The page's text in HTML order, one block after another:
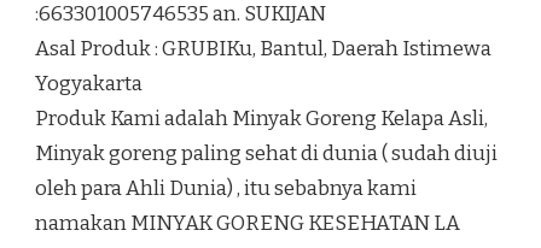
:663301005746535 an. SUKIJAN
Asal Produk : GRUBIKu, Bantul, Daerah Istimewa
Yogyakarta
Produk Kami adalah Minyak Goreng Kelapa Asli,
Minyak goreng paling sehat di dunia ( sudah diuji
oleh para Ahli Dunia) , itu sebabnya kami
namakan MINYAK GORENG KESEHATAN LA